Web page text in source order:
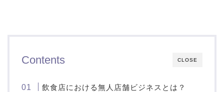
CLOSE
Contents
飲食店における無人店舗ビジネスとは？